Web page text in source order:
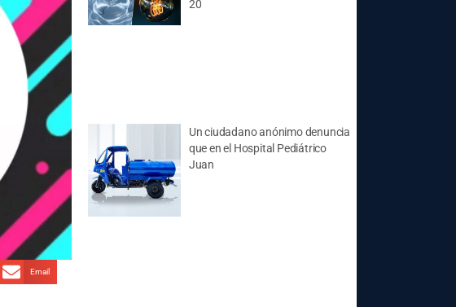
Email
20
Un ciudadano anónimo denuncia
que en el Hospital Pediátrico
Juan